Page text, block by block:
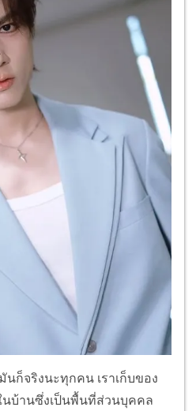
นก็จริงนะทุกคน เราเก็บของ
ในบ้านซึ่งเป็นพื้นที่ส่วนบุคคล